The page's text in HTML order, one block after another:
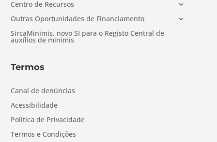
Centro de Recursos
Outras Oportunidades de Financiamento
SircaMinimis, novo SI para o Registo Central de
auxílios de minimis
Termos
Canal de denúncias
Acessibilidade
Política de Privacidade
Termos e Condições